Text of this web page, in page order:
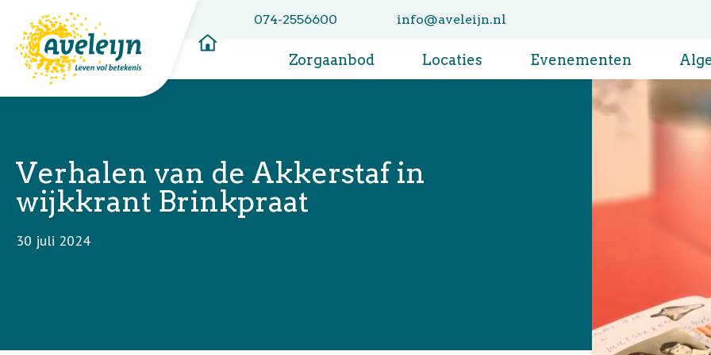
074-2556600
info@aveleijn.nl
Zorgaanbod Locaties Evenementen
Verhalen van de Akkerstaf in
wijkkrant Brinkpraat
30 juli 2024